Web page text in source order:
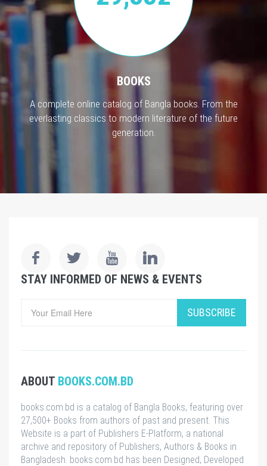
BOOKS
A complete online catalog of Bangla books. From the
everlasting classics to modern literature of the future
generation.
STAY INFORMED OF NEWS & EVENTS
SUBSCRIBE
ABOUT BOOKS.COM.BD
books.com.bd is a catalog of Bangla Books, featuring over
27,500+ Books from authors of past and present. This
Website is a part of Publishers E-Platform, a national
archive and repository of Publishers, Authors & Books in
Bangladesh. books.com.bd has been Designed, Developed